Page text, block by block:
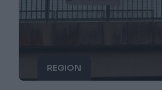
REGION